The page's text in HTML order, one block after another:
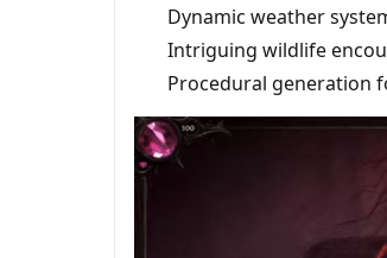
Dynamic weather
Intriguing wildlife
Procedural generation